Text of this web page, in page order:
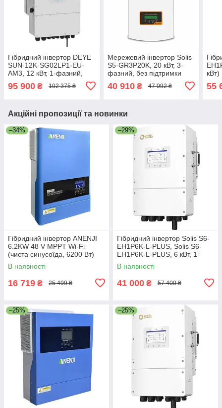
Гібридний інвертор DEYE
SUN-12K-SG02LP1-EU-
AM3, 12 кВт, 1-фазний,
95 900 ₴ 102 375 ₴
Мережевий інвертор Solis
S5-GR3P20K, 20 кВт, 3-
фазний, без підтримки
40 910₴ 47 092 ₴
кВт)
55
Акційні пропозиції та новинки
–34%
Гібридний інвертор ANENJI
6.2KW 48 V MPPT Wi-Fi
(чиста синусоїда, 6200 Вт)
В наявності
16 719 ₴ 25 499 ₴
–29%
Гібридний інвертор Solis S6-
EH1P6K-L-PLUS, Solis S6-
EH1P6K-L-PLUS, 6 кВт, 1-
фазный, низковольтный
В наявності
41 000 ₴ 57 400 ₴
–25% –25%